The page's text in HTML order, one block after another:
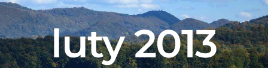
luty 2013